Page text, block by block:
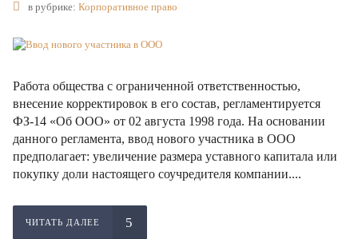
в рубрике: Корпоративное право
Работа общества с ограниченной ответственностью,
внесение корректировок в его состав, регламентируется
ФЗ-14 «Об ООО» от 02 августа 1998 года. На основании
данного регламента, ввод нового участника в ООО
предполагает: увеличение размера уставного капитала или
покупку доли настоящего соучредителя компании....
ЧИТАТЬ ДАЛЕЕ